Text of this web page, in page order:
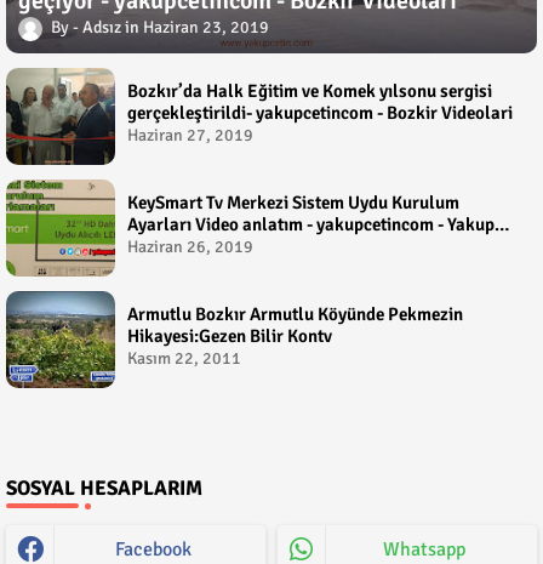
Adsız Haziran 23, 2019
Bozkır’da Halk Eğitim ve Komek yılsonu sergisi
gerçekleştirildi- yakupcetincom - Bozkir Videolari
Haziran 27, 2019
KeySmart Tv Merkezi Sistem Uydu Kurulum
Ayarları Video anlatım - yakupcetincom - Yakup
Çetin
Haziran 26, 2019
Armutlu Bozkır Armutlu Köyünde Pekmezin
Hikayesi:Gezen Bilir Kontv
Kasım 22, 2011
SOSYAL HESAPLARIM
Facebook Whatsapp